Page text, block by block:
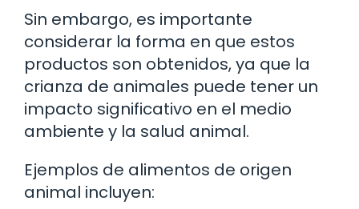
Sin embargo, es importante
considerar la forma en que estos
productos son obtenidos, ya que la
crianza de animales puede tener un
impacto significativo en el medio
ambiente y la salud animal.
Ejemplos de alimentos de origen
animal incluyen: